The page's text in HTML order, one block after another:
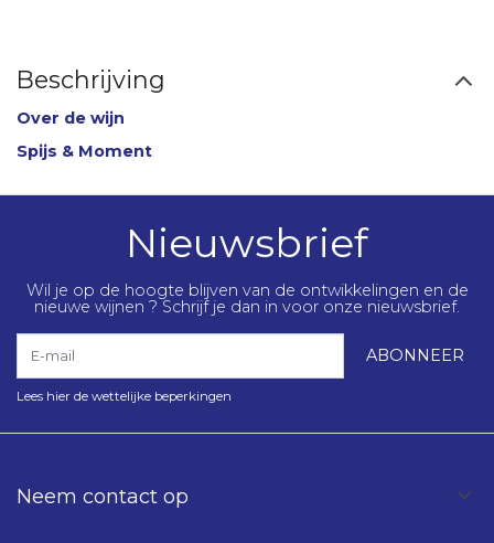
Beschrijving
Over de wijn
Spijs & Moment
Nieuwsbrief
Wil je op de hoogte blijven van de ontwikkelingen en de
nieuwe wijnen ? Schrijf je dan in voor onze nieuwsbrief.
ABONNEER
Lees hier de wettelijke beperkingen
Neem contact op